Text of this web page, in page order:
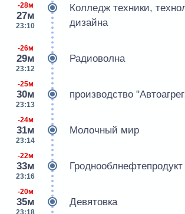
-28м
27м
23:10
Колледж техники,
дизайна
-26м
29м
23:12
Радиоволна
-25м
30м
23:13
производство
-24м
31м
23:14
Молочный мир
-22м
33м
23:16
Гроднооблнефтепродукт
-20м
35м
23:18
Девятовка